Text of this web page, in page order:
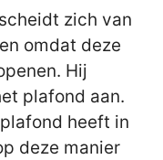
zich van
omdat deze
Hij
plafond aan.
heeft in
deze manier